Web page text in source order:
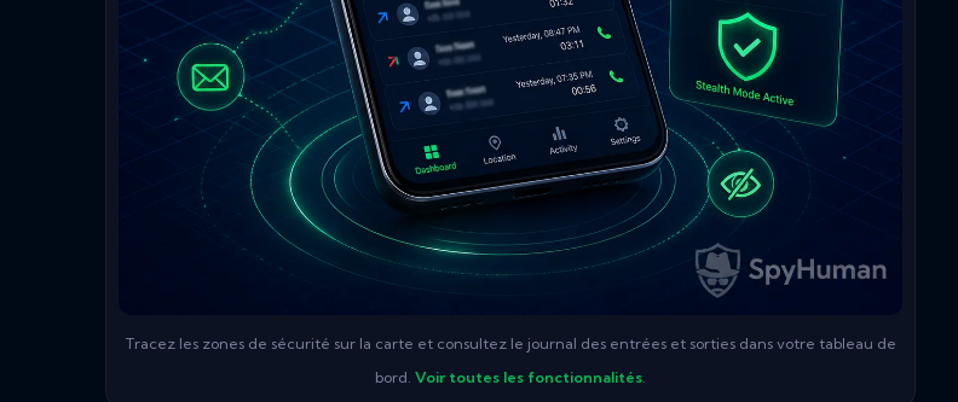
Tracez les zones de sécurité sur la carte et consultez le journal des entrées et sorties dans votre tableau de
bord. Voir toutes les fonctionnalités.